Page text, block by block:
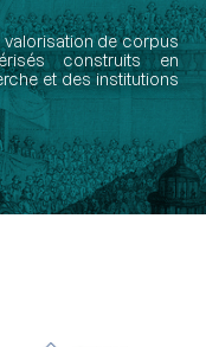
valorisation de corpus
construits en
et des institutions